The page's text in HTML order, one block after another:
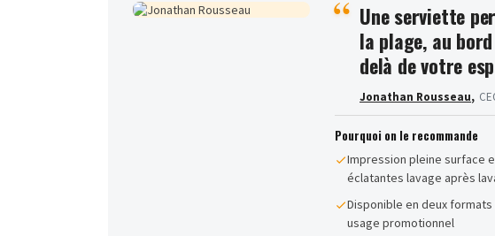
Une serviette
la plage, au
delà de votre
Jonathan Rousseau,
Pourquoi on le recommande
Impression pleine surface
éclatantes lavage après
Disponible en deux
usage promotionnel